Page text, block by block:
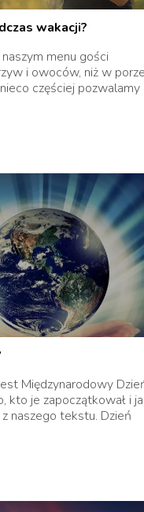
wakacji?
menu gości
i owoców, niż w porze
częściej pozwalamy
Międzynarodowy
kto je zapoczątkował i
naszego tekstu. Dzień